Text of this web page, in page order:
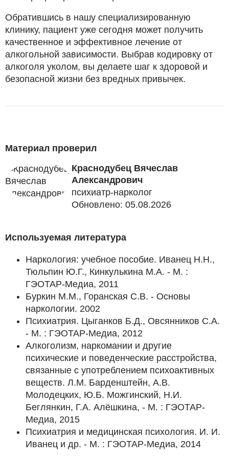
Обратившись в нашу специализированную
клинику, пациент уже сегодня может получить
качественное и эффективное лечение от
алкогольной зависимости. Выбрав кодировку от
алкоголя уколом, вы делаете шаг к здоровой и
безопасной жизни без вредных привычек.
Материал проверил
Краснодубец Вячеслав
Александрович
психиатр-нарколог
Обновлено: 05.08.2026
Используемая литература
Наркология: учебное пособие. Иванец Н.Н.,
Тюльпин Ю.Г., Кинкулькина М.А. - М. :
ГЭОТАР-Медиа, 2011
Буркин М.М., Горанская С.В. - Основы
наркологии. 2002
Психиатрия. Цыганков Б.Д., Овсянников С.А.
- М. : ГЭОТАР-Медиа, 2012
Алкоголизм, наркомании и другие
психические и поведенческие расстройства,
связанные с употреблением психоактивных
веществ. Л.М. Барденштейн, А.В.
Молодецких, Ю.Б. Можгинский, Н.И.
Беглянкин, Г.А. Алёшкина, - М. : ГЭОТАР-
Медиа, 2015
Психиатрия и медицинская психология. И. И.
Иванец и др. - М. : ГЭОТАР-Медиа, 2014